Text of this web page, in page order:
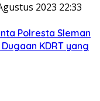
2023 22:33
Polresta Sleman
KDRT yang